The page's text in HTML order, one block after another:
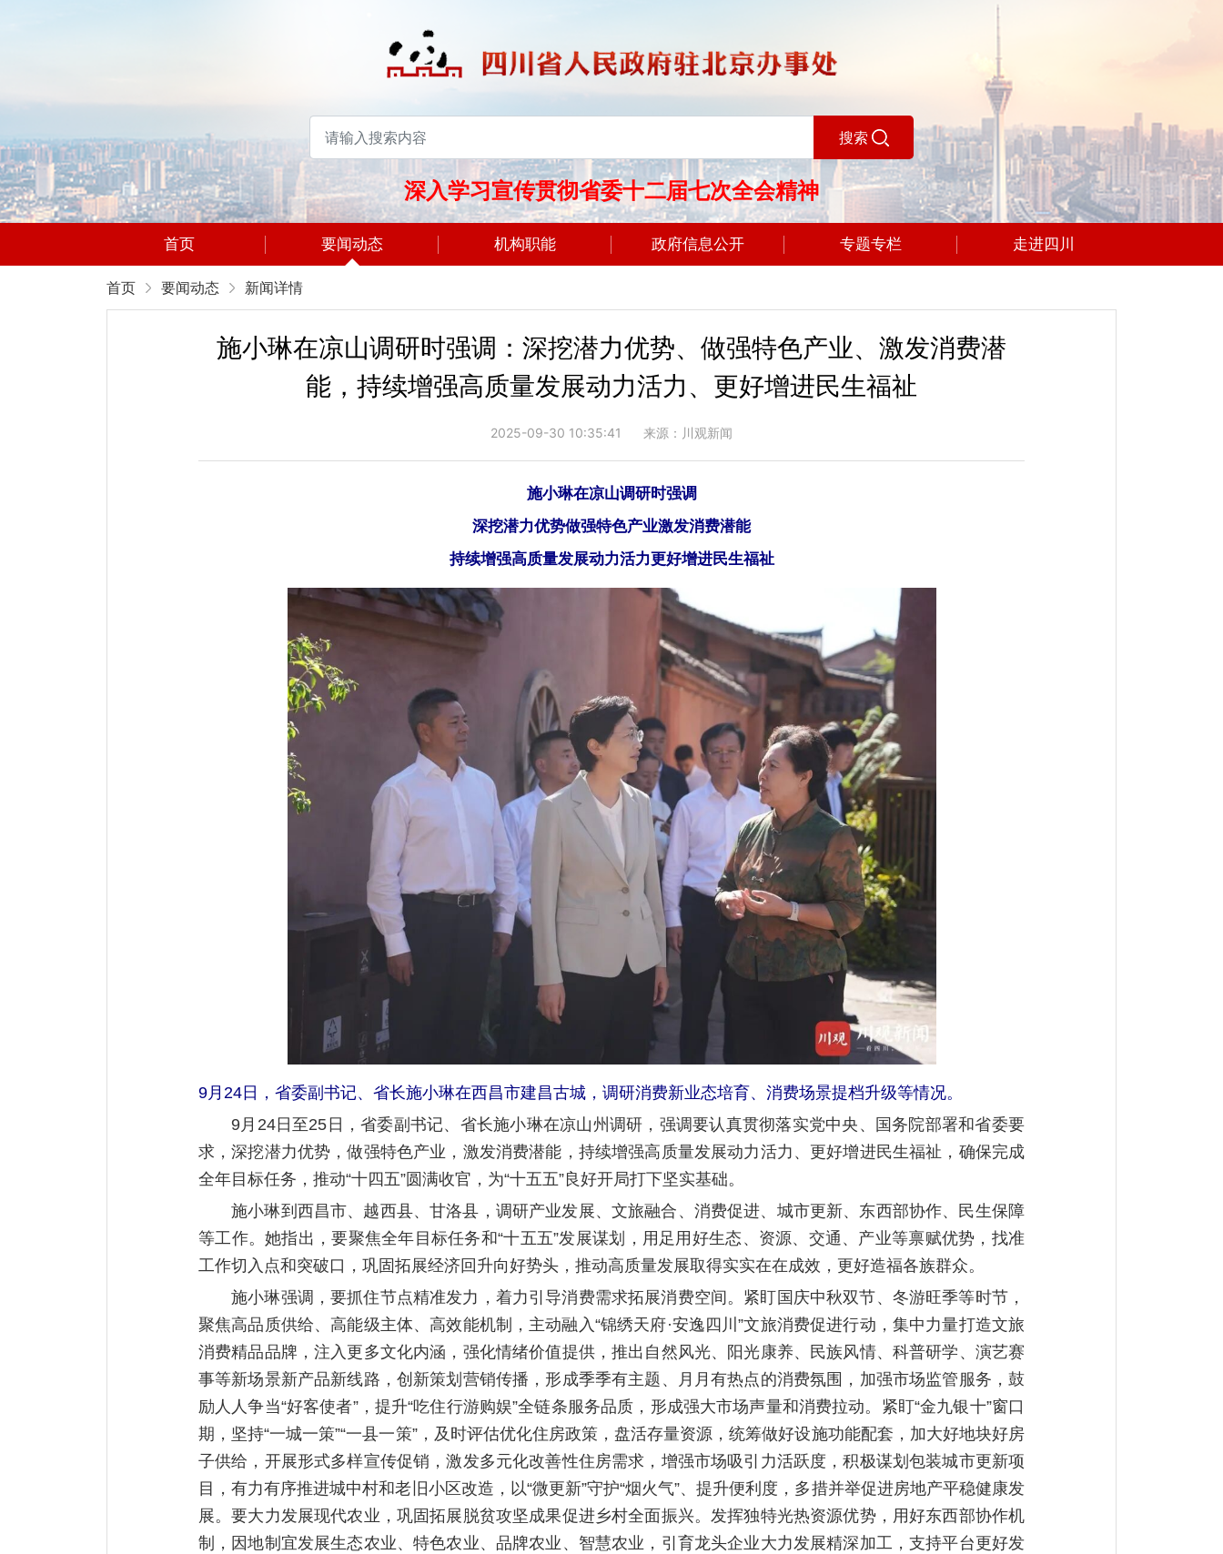
搜索
二十届四中全会精神 深入学习宣传贯彻省委十二届七次全会精神 学思想、强党性、
首页 要闻动态 机构职能 政府信息公开 专题专栏 走进四川
首页 要闻动态 新闻详情
施小琳在凉山调研时强调：深挖潜力优势、做强特色产业、激发消费潜
能，持续增强高质量发展动力活力、更好增进民生福祉
2025-09-30 10:35:41 来源：川观新闻
施小琳在凉山调研时强调
深挖潜力优势做强特色产业激发消费潜能
持续增强高质量发展动力活力更好增进民生福祉
9月24日，省委副书记、省长施小琳在西昌市建昌古城，调研消费新业态培育、消费场景提档升级等情况。
9月24日至25日，省委副书记、省长施小琳在凉山州调研，强调要认真贯彻落实党中央、国务院部署和省委要
求，深挖潜力优势，做强特色产业，激发消费潜能，持续增强高质量发展动力活力、更好增进民生福祉，确保完成
全年目标任务，推动“十四五”圆满收官，为“十五五”良好开局打下坚实基础。
施小琳到西昌市、越西县、甘洛县，调研产业发展、文旅融合、消费促进、城市更新、东西部协作、民生保障
等工作。她指出，要聚焦全年目标任务和“十五五”发展谋划，用足用好生态、资源、交通、产业等禀赋优势，找准
工作切入点和突破口，巩固拓展经济回升向好势头，推动高质量发展取得实实在在成效，更好造福各族群众。
施小琳强调，要抓住节点精准发力，着力引导消费需求拓展消费空间。紧盯国庆中秋双节、冬游旺季等时节，
聚焦高品质供给、高能级主体、高效能机制，主动融入“锦绣天府·安逸四川”文旅消费促进行动，集中力量打造文旅
消费精品品牌，注入更多文化内涵，强化情绪价值提供，推出自然风光、阳光康养、民族风情、科普研学、演艺赛
事等新场景新产品新线路，创新策划营销传播，形成季季有主题、月月有热点的消费氛围，加强市场监管服务，鼓
励人人争当“好客使者”，提升“吃住行游购娱”全链条服务品质，形成强大市场声量和消费拉动。紧盯“金九银十”窗口
期，坚持“一城一策”“一县一策”，及时评估优化住房政策，盘活存量资源，统筹做好设施功能配套，加大好地块好房
子供给，开展形式多样宣传促销，激发多元化改善性住房需求，增强市场吸引力活跃度，积极谋划包装城市更新项
目，有力有序推进城中村和老旧小区改造，以“微更新”守护“烟火气”、提升便利度，多措并举促进房地产平稳健康发
展。要大力发展现代农业，巩固拓展脱贫攻坚成果促进乡村全面振兴。发挥独特光热资源优势，用好东西部协作机
制，因地制宜发展生态农业、特色农业、品牌农业、智慧农业，引育龙头企业大力发展精深加工，支持平台更好发